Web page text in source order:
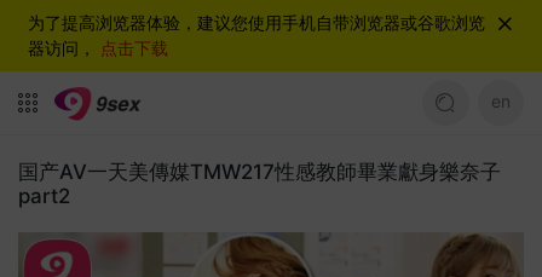
为了提高浏览器体验，建议您使用手机自带浏览器或谷歌浏览
器访问， 点击下载
en
国产AV一天美傳媒TMW217性感教師畢業獻身樂奈子
part2